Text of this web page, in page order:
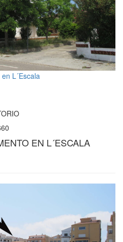
L´Escala
EN L´ESCALA